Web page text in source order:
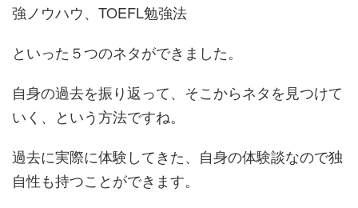
強ノウハウ、TOEFL勉強法
といった５つのネタができました。
自身の過去を振り返って、そこからネタを見つけて
いく、という方法ですね。
過去に実際に体験してきた、自身の体験談なので独
自性も持つことができます。